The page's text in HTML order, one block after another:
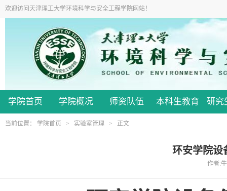
欢迎访问天津理工大学环境科学与安全工程学院网站！
学院首页 学院概况 师资队伍 本科生教育 研究
当前位置： 学院首页 > 实验室管理 > 正文
环安学院设
作者: